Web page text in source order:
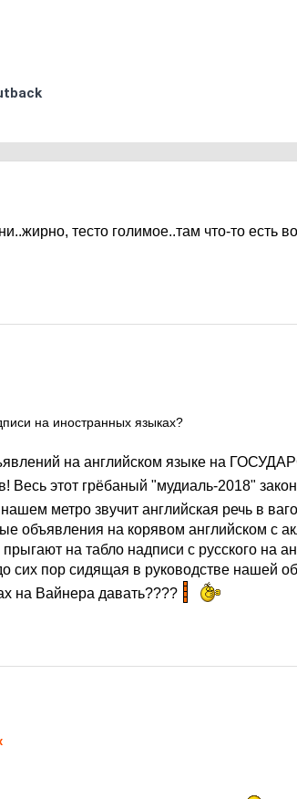
тесто голимое..там что-то есть
на иностранных языках?
на английском языке на
Весь этот грёбаный "мудиаль-2018"
метро звучит английская речь в
объявления на корявом английском с
на табло надписи с русского на
сих пор сидящая в руководстве нашей
на Вайнера давать????